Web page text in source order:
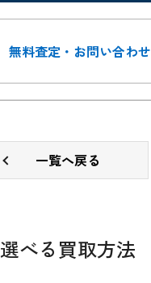
無料査定・お問い合わせ
一覧へ戻る
選べる買取方法